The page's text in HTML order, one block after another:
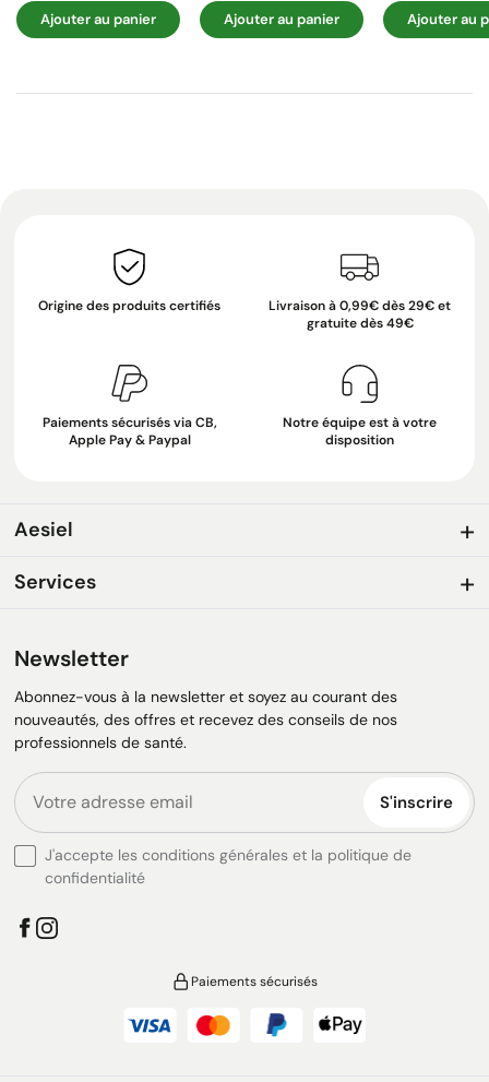
Ajouter au panier Ajouter au panier Ajouter au
Origine des produits certifiés
Livraison à 0,99€ dès 29€ et
gratuite dès 49€
Paiements sécurisés via CB,
Apple Pay & Paypal
Notre équipe est à votre
disposition
Aesiel
Services
Newsletter
Abonnez-vous à la newsletter et soyez au courant des
nouveautés, des offres et recevez des conseils de nos
professionnels de santé.
S'inscrire
J'accepte les conditions générales et la politique de
confidentialité
Paiements sécurisés